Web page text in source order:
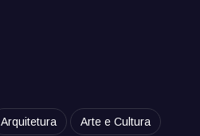
Arquitetura Arte e Cultura